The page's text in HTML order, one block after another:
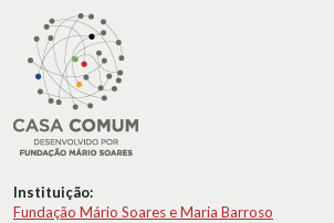
Instituição:
Fundação Mário Soares e Maria Barroso